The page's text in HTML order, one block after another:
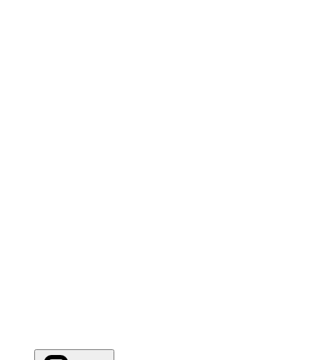
Ceramic Pro Shampoola cerere